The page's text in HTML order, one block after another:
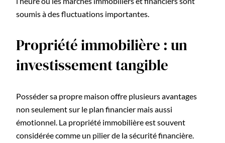
soumis à des fluctuations importantes.
Propriété immobilière : un
investissement tangible
Posséder sa propre maison offre plusieurs avantages
non seulement sur le plan financier mais aussi
émotionnel. La propriété immobilière est souvent
considérée comme un pilier de la sécurité financière.